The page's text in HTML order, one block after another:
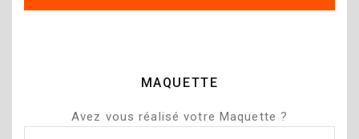
MAQUETTE
Avez vous réalisé votre Maquette ?